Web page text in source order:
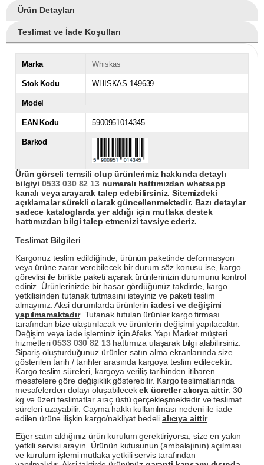
Ürün Detayları
Teslimat ve İade Koşulları
Marka Whiskas
Stok Kodu WHISKAS.149639
Model
EAN Kodu 5900951014345
Barkod
Ürün görseli temsili olup ürünlerimiz hakkında detaylı
bilgiyi 0533 030 82 13numaralı hattımızdan whatsapp
kanalı veya arayarak talep edebilirsiniz. Sitemizdeki
açıklamalar sürekli olarak güncellenmektedir. Bazı detaylar
sadece kataloglarda yer aldığı için mutlaka destek
hattımızdan bilgi talep etmenizi tavsiye ederiz.
Teslimat Bilgileri
Kargonuz teslim edildiğinde, ürünün paketinde deformasyon
veya ürüne zarar verebilecek bir durum söz konusu ise, kargo
görevlisi ile birlikte paketi açarak ürünlerinizin durumunu kontrol
ediniz. Ürünlerinizde bir hasar gördüğünüz takdirde, kargo
yetkilisinden tutanak tutmasını isteyiniz ve paketi teslim
almayınız. Aksi durumlarda ürünlerin iadesi ve değişimi
yapılmamaktadır. Tutanak tutulan ürünler kargo firması
tarafından bize ulaştırılacak ve ürünlerin değişimi yapılacaktır.
Değişim veya iade işleminiz için Afeks Yapı Market müşteri
hizmetleri0533 030 82 13hattımıza ulaşarak bilgi alabilirsiniz.
Sipariş oluşturduğunuz ürünler satın alma ekranlarında size
gösterilen tarih / tarihler arasında kargoya teslim edilecektir.
Kargo teslim süreleri, kargoya veriliş tarihinden itibaren
mesafelere göre değişiklik gösterebilir. Kargo teslimatlarında
mesafelerden dolayı oluşabilecekek ücretler alıcıya aittir. 30
kg ve üzeri teslimatlar araç üstü gerçekleşmektedir ve teslimat
süreleri uzayabilir. Cayma hakkı kullanılması nedeni ile iade
edilen ürüne ilişkin kargo/nakliyat bedeli alıcıya aittir.
Eğer satın aldığınız ürün kurulum gerektiriyorsa, size en yakın
yetkili servisi arayın. Ürünün kutusunun (ambalajının) açılması
ve kurulum işlemi mutlaka yetkili servis tarafından